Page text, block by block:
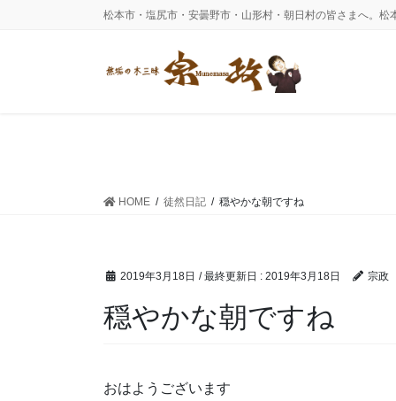
松本市・塩尻市・安曇野市・山形村・朝日村の皆さまへ。
HOME 徒然日記 穏やかな朝ですね
2019年3月18日 / 最終更新日 : 2019年3月18日 宗政
穏やかな朝ですね
おはようございます